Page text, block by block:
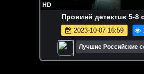
HD
Пpoвинй дeтeктuв 5-8
2023-10-07 16:59
Лучшие Российские